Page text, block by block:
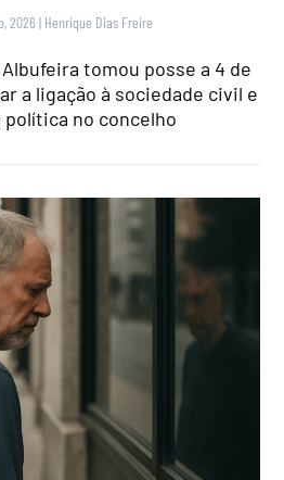
2026 | Henrique Dias Freire
tomou posse a 4 de
a ligação à sociedade civil e
política no concelho